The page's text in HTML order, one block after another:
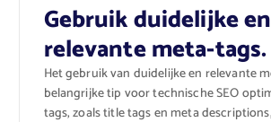
Gebruik duidelijke en
relevante meta-tags.
Het gebruik van duidelijke en relevante
belangrijke tip voor technische SEO
tags, zoals title tags en meta